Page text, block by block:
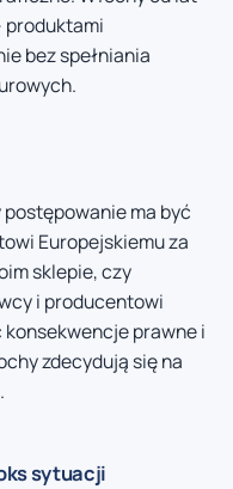
produktami
bez spełniania
ma być
Europejskiemu za
sklepie, czy
i producentowi
prawne i
zdecydują się na
sytuacji